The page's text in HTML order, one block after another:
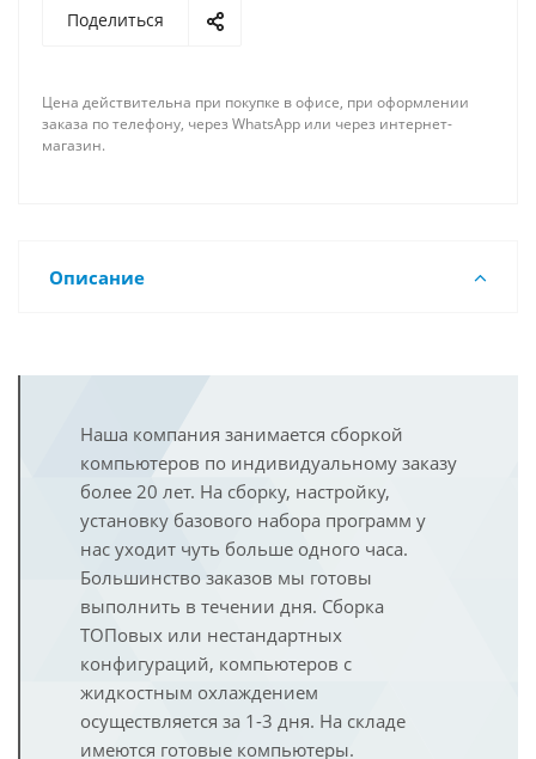
Поделиться
Цена действительна при покупке в офисе, при оформлении
заказа по телефону, через WhatsApp или через интернет-
магазин.
Описание
Наша компания занимается сборкой
компьютеров по индивидуальному заказу
более 20 лет. На сборку, настройку,
установку базового набора программ у
нас уходит чуть больше одного часа.
Большинство заказов мы готовы
выполнить в течении дня. Сборка
ТОПовых или нестандартных
конфигураций, компьютеров с
жидкостным охлаждением
осуществляется за 1-3 дня. На складе
имеются готовые компьютеры.